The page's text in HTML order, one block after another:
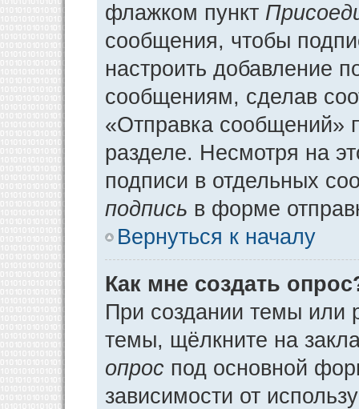
флажком пункт
сообщения, чтобы
настроить добавление
сообщениям, сделав
«Отправка сообщений»
разделе. Несмотря на
подписи в отдельных
подпись в форме
Вернуться к началу
Как мне создать
При создании темы или
темы, щёлкните на
опрос под основной
зависимости от